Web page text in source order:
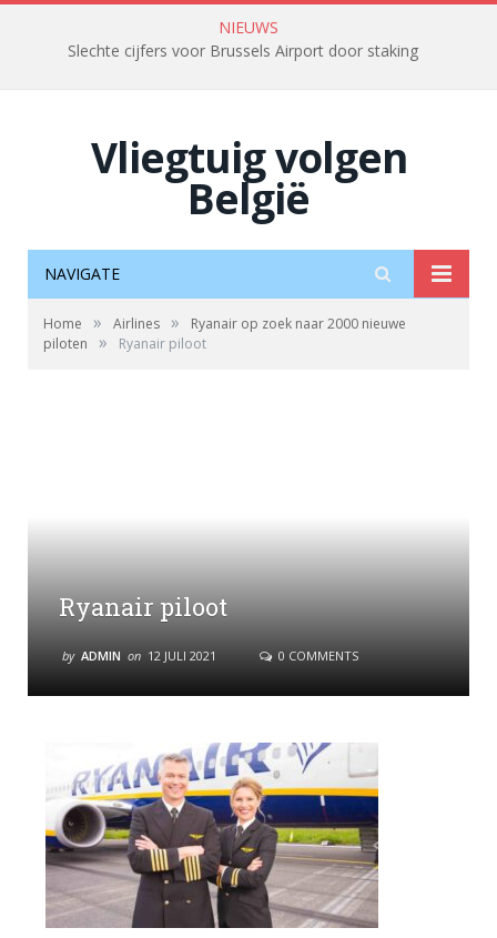
NIEUWS
Slechte cijfers voor Brussels Airport door staking
Vliegtuig volgen
België
NAVIGATE
Home » Airlines »
Ryanair op zoek naar 2000 nieuwe
piloten
» Ryanair piloot
Ryanair piloot
by ADMIN on 12 JULI 2021 0 COMMENTS